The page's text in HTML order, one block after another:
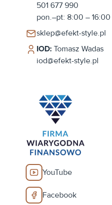
501 677 990
pon.–pt: 8:00 – 16:00
sklep@efekt-style.pl
IOD: Tomasz Wadas
iod@efekt-style.pl
YouTube
Facebook